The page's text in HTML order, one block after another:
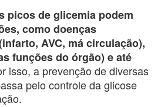
picos de glicemia podem
como doenças
AVC, má circulação),
funções do órgão) e até
isso, a prevenção de diversas
pelo controle da glicose